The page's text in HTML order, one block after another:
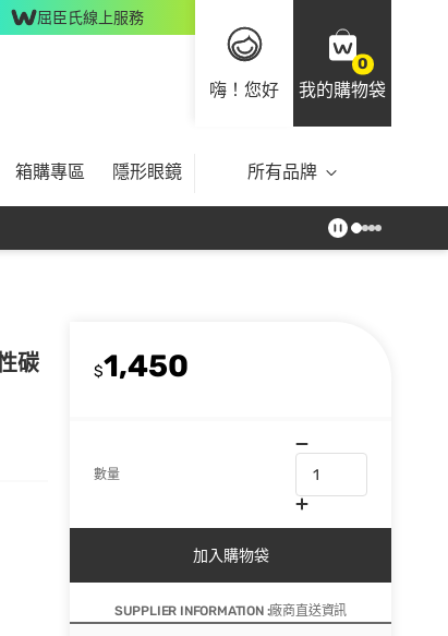
屈臣氏線上服務
嗨！您好
0
我的購物袋
箱購專區 隱形眼鏡 所有品牌
碳
$1,450
數量
加入購物袋
SUPPLIER INFORMATION :廠商直送資訊